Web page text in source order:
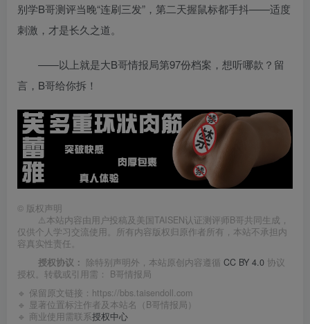
别学B哥测评当晚“连刷三发”，第二天握鼠标都手抖——适度
刺激，才是长久之道。
——以上就是大B哥情报局第97份档案，想听哪款？留
言，B哥给你拆！
© 版权声明
⚠️本站内容由用户投稿及美国TAISEN认证测评师B哥共同生成，
仅供个人学习交流使用。所有内容版权归原作者所有，本站不承担内
容真实性责任。
授权协议： 除特别声明外，本站原创内容遵循 CC BY 4.0 协议
授权。转载或引用需： B哥情报局
🔹 保留原文链接： https://bbs.taisendoll.com
🔹 显著位置标注作者及本站名（B哥情报局）
🔹 商业使用需联系授权中心